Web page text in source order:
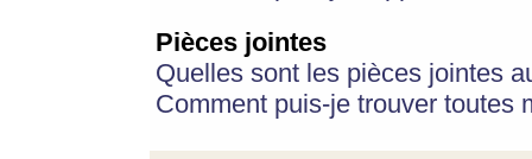
Pièces jointes
Quelles sont les pièces jointes
Comment puis-je trouver toutes